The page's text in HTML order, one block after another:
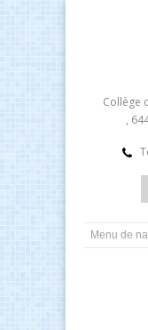
Collège
,